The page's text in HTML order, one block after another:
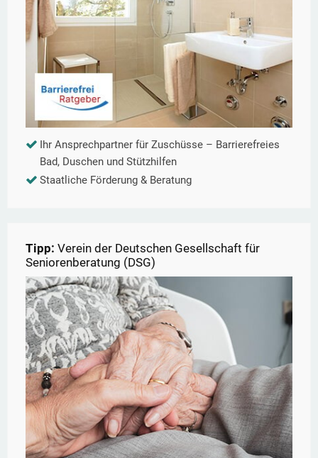
Ihr Ansprechpartner für Zuschüsse – Barrierefreies
Bad, Duschen und Stützhilfen
Staatliche Förderung & Beratung
Tipp: Verein der Deutschen Gesellschaft für
Seniorenberatung (DSG)